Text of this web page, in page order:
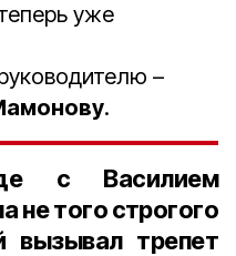
уже
–
.
с Василием
не того строгого
вызывал трепет